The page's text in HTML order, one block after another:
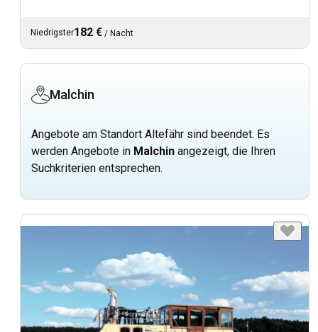
Niedrigster182 € / Nacht
Malchin
Angebote am Standort Altefähr sind beendet. Es
werden Angebote in Malchin angezeigt, die Ihren
Suchkriterien entsprechen.